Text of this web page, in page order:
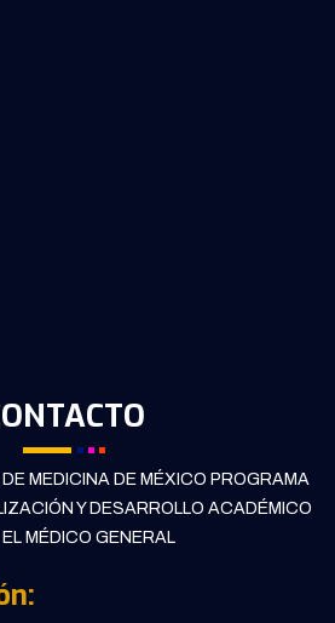
MEDICINA DE MÉXICO PROGRAMA
Y DESARROLLO ACADÉMICO
MÉDICO GENERAL